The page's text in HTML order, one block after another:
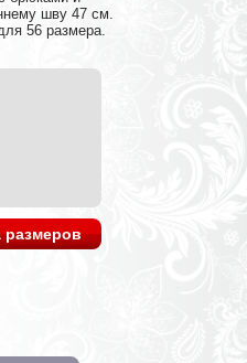
шву 47 см.
56 размера.
размеров